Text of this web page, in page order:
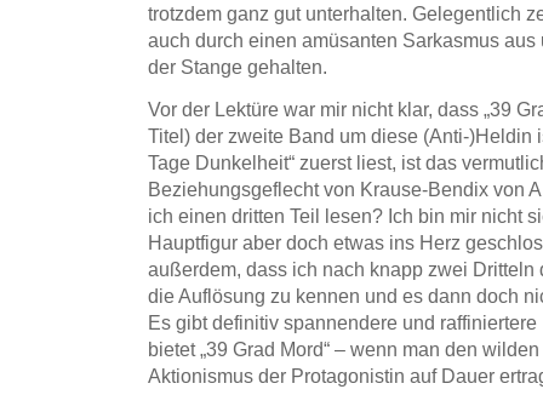
trotzdem ganz gut unterhalten. Gelegentlich
auch durch einen amüsanten Sarkasmus
der Stange gehalten.
Vor der Lektüre war mir nicht klar, dass „39
Titel) der zweite Band um diese (Anti-)Heldin
Tage Dunkelheit“ zuerst liest, ist das
Beziehungsgeflecht von Krause-Bendix von
ich einen dritten Teil lesen? Ich bin mir nicht
Hauptfigur aber doch etwas ins Herz
außerdem, dass ich nach knapp zwei Dritteln
die Auflösung zu kennen und es dann doch
Es gibt definitiv spannendere und
bietet „39 Grad Mord“ – wenn man den
Aktionismus der Protagonistin auf Dauer